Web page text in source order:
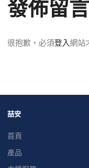
發佈留言
很抱歉，必須登入網站
喆安
首頁
產品